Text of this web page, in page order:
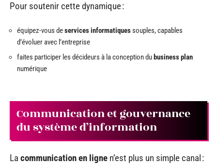
Pour soutenir cette dynamique :
équipez-vous deservices informatiquessouples, capables
d’évoluer avec l’entreprise
faites participer les décideurs à la conception du business plan
numérique
Communication et gouvernance
du système d’information
La communication en ligne n’est plus un simple canal :